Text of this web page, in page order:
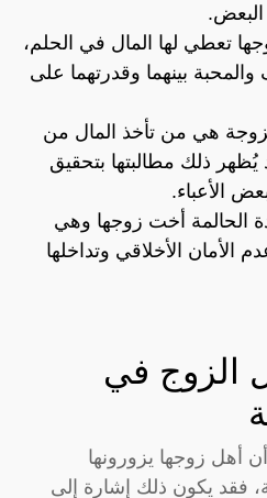
تعطي لها المال في الحلم،
بينهما وقدرتهما على
هي من تأخذ المال من
ذلك مطالبتها بتحقيق
الأعباء.
أخت زوجها وهي
الأخلاقي وتداخلها
الزوج في
أهل زوجها يزورونها
فقد يكون ذلك إشارة إلى